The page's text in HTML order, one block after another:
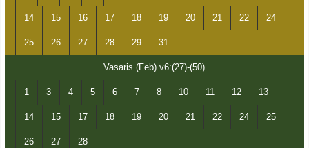
14 15 16 17 18 19 20 21 22 24
25 26 27 28 29 31
Vasaris (Feb) v6:(27)-(50)
1 3 4 5 6 7 8 10 11 12 13
14 15 17 18 19 20 21 22 24 25
26 27 28